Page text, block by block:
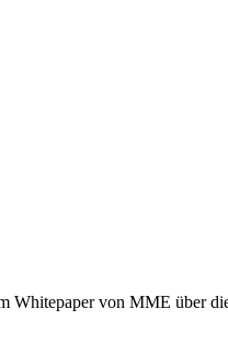
Whitepaper von MME über